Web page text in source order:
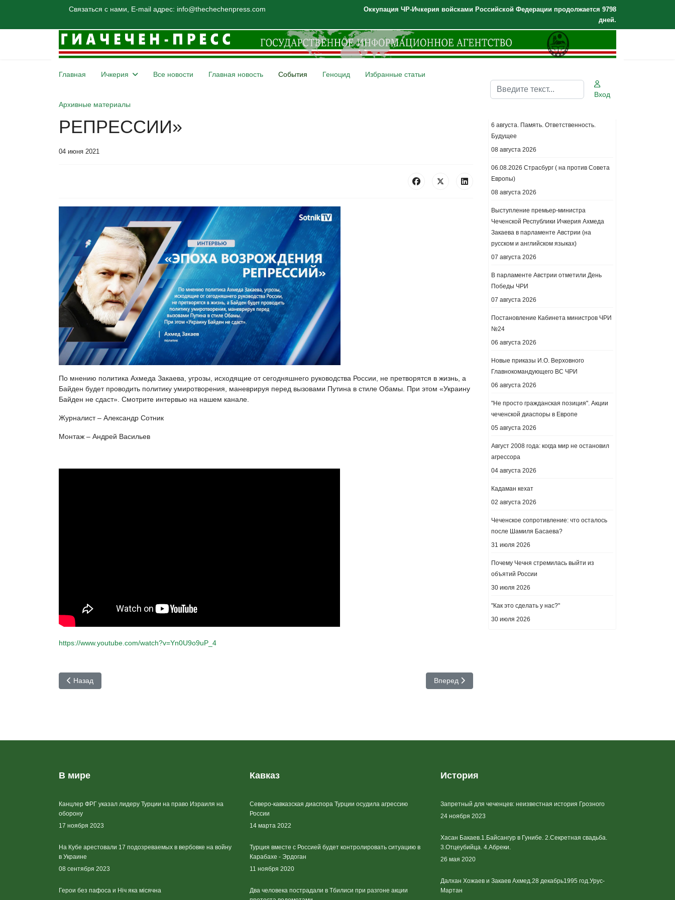
Связаться с нами, E-mail адрес: info@thechechenpress.com
Оккупация ЧР-Ичкерия войсками Российской Федерации продолжается 9798
дней.
Главная Ичкерия Все новости Главная новость События Геноцид Избранные статьи
Архивные материалы
Поиск
Вход
А. ЗАКАЕВ: «ЭПОХА ВОЗРОЖДЕНИЯ
РЕПРЕССИЙ»
04 июня 2021
По мнению политика Ахмеда Закаева, угрозы, исходящие от сегодняшнего руководства России, не претворятся в жизнь, а
Байден будет проводить политику умиротворения, маневрируя перед вызовами Путина в стиле Обамы. При этом «Украину
Байден не сдаст». Смотрите интервью на нашем канале.
Журналист – Александр Сотник
Монтаж – Андрей Васильев
https://www.youtube.com/watch?v=Yn0U9o9uP_4
Предыдущий: "Вернуть свободу, восстановить Шенген". Зачем ЕС вводит ковидные паспорта и какими они будут
Назад Следующий: Краснодарскую активистку осудили на шесть лет за
Вперед
6 августа. Память. Ответственность.
Будущее
08 августа 2026
06.08.2026 Страсбург ( на против Совета
Европы)
08 августа 2026
Выступление премьер-министра
Чеченской Республики Ичкерия Ахмеда
Закаева в парламенте Австрии (на
русском и английском языках)
07 августа 2026
В парламенте Австрии отметили День
Победы ЧРИ
07 августа 2026
Постановление Кабинета министров ЧРИ
№24
06 августа 2026
Новые приказы И.О. Верховного
Главнокомандующего ВС ЧРИ
06 августа 2026
"Не просто гражданская позиция". Акции
чеченской диаспоры в Европе
05 августа 2026
Август 2008 года: когда мир не остановил
агрессора
04 августа 2026
Кадаман кехат
02 августа 2026
Чеченское сопротивление: что осталось
после Шамиля Басаева?
31 июля 2026
Почему Чечня стремилась выйти из
объятий России
30 июля 2026
"Как это сделать у нас?"
30 июля 2026
В мире
Канцлер ФРГ указал лидеру Турции на право Израиля на
оборону
17 ноября 2023
На Кубе арестовали 17 подозреваемых в вербовке на войну
в Украине
08 сентября 2023
Герои без пафоса и Ніч яка місячна
Кавказ
Северо-кавказская диаспора Турции осудила агрессию
России
14 марта 2022
Турция вместе с Россией будет контролировать ситуацию в
Карабахе - Эрдоган
11 ноября 2020
Два человека пострадали в Тбилиси при разгоне акции
История
Запретный для чеченцев: неизвестная история Грозного
24 ноября 2023
Хасан Бакаев.1.Байсангур в Гунибе. 2.Секретная свадьба.
3.Отцеубийца. 4.Абреки.
26 мая 2020
Далхан Хожаев и Закаев Ахмед.28 декабрь1995 год.Урус-
Мартан